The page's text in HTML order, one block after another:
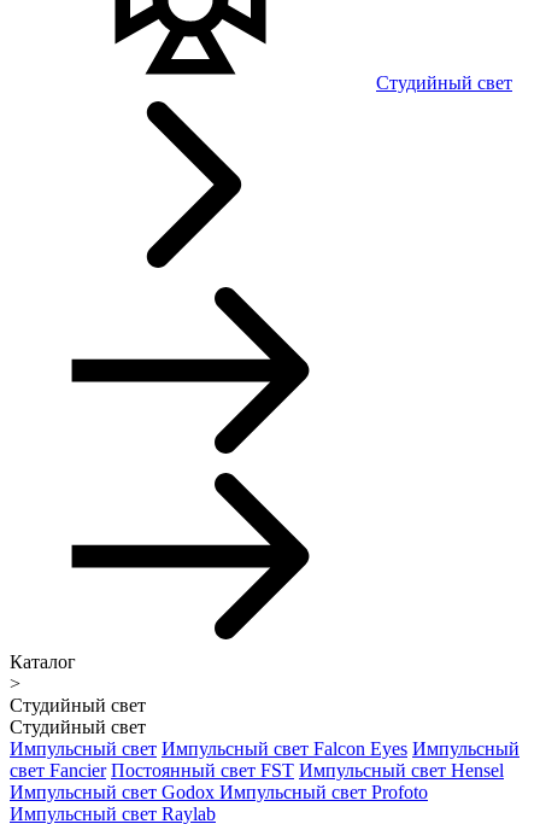
Студийный свет
Каталог
>
Студийный свет
Студийный свет
Импульсный свет Импульсный свет Falcon Eyes Импульсный
свет Fancier Постоянный свет FST Импульсный свет Hensel
Импульсный свет Godox Импульсный свет Profoto
Импульсный свет Raylab